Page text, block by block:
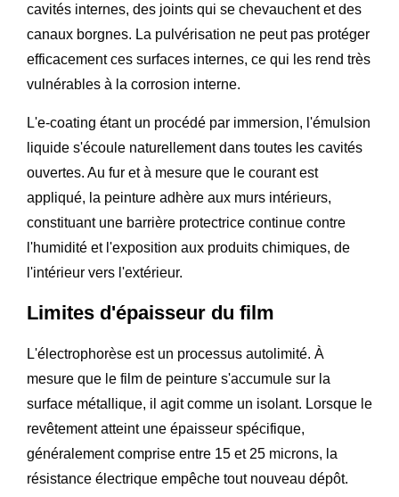
cavités internes, des joints qui se chevauchent et des
canaux borgnes. La pulvérisation ne peut pas protéger
efficacement ces surfaces internes, ce qui les rend très
vulnérables à la corrosion interne.
L'e-coating étant un procédé par immersion, l'émulsion
liquide s'écoule naturellement dans toutes les cavités
ouvertes. Au fur et à mesure que le courant est
appliqué, la peinture adhère aux murs intérieurs,
constituant une barrière protectrice continue contre
l'humidité et l'exposition aux produits chimiques, de
l'intérieur vers l'extérieur.
Limites d'épaisseur du film
L'électrophorèse est un processus autolimité. À
mesure que le film de peinture s'accumule sur la
surface métallique, il agit comme un isolant. Lorsque le
revêtement atteint une épaisseur spécifique,
généralement comprise entre 15 et 25 microns, la
résistance électrique empêche tout nouveau dépôt.